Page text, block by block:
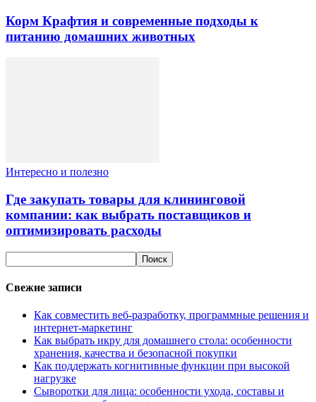
Корм Крафтия и современные подходы к
питанию домашних животных
Интересно и полезно
Где закупать товары для клининговой
компании: как выбрать поставщиков и
оптимизировать расходы
Свежие записи
Как совместить веб-разработку, программные решения и
интернет-маркетинг
Как выбрать икру для домашнего стола: особенности
хранения, качества и безопасной покупки
Как поддержать когнитивные функции при высокой
нагрузке
Сыворотки для лица: особенности ухода, составы и